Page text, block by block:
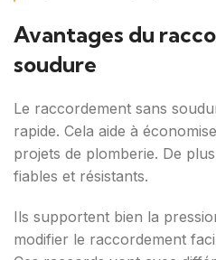
Avantages du
soudure
Le raccordement sans
rapide. Cela aide à
projets de plomberie. De
fiables et résistants.
Ils supportent bien la
modifier le raccordement